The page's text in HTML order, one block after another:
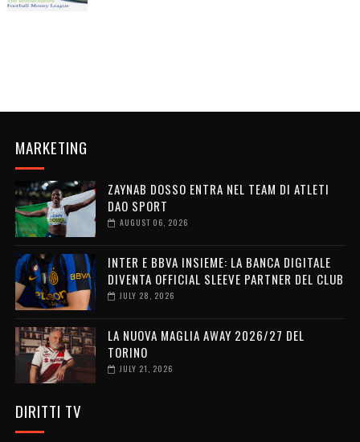
MARKETING
ZAYNAB DOSSO ENTRA NEL TEAM DI ATLETI
DAO SPORT
AUGUST 06, 2026
INTER E BBVA INSIEME: LA BANCA DIGITALE
DIVENTA OFFICIAL SLEEVE PARTNER DEL CLUB
JULY 28, 2026
LA NUOVA MAGLIA AWAY 2026/27 DEL
TORINO
JULY 21, 2026
DIRITTI TV